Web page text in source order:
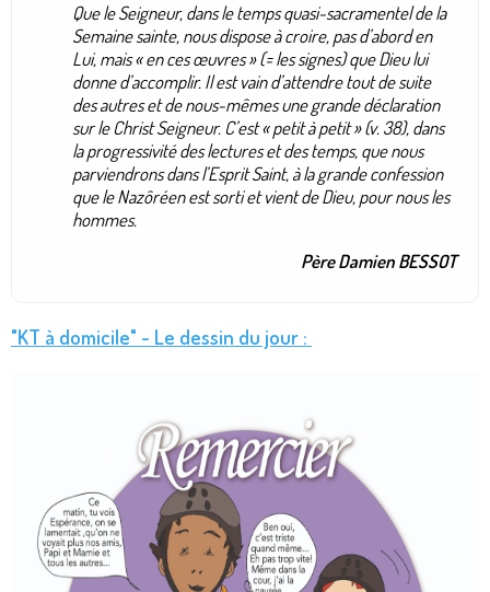
Que le Seigneur, dans le temps quasi-sacramentel de la
Semaine sainte, nous dispose à croire, pas d’abord en
Lui, mais « en ces œuvres » (= les signes) que Dieu lui
donne d’accomplir. Il est vain d’attendre tout de suite
des autres et de nous-mêmes une grande déclaration
sur le Christ Seigneur. C’est « petit à petit » (v. 38), dans
la progressivité des lectures et des temps, que nous
parviendrons dans l’Esprit Saint, à la grande confession
que le Nazôréen est sorti et vient de Dieu, pour nous les
hommes.
Père Damien BESSOT
"KT à domicile" - Le dessin du jour :